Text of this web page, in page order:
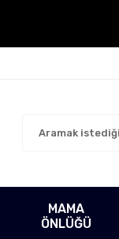
MAMA
ÖNLÜĞÜ